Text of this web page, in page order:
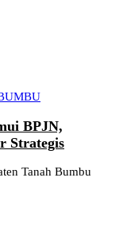
BPJN,
Strategis
Tanah Bumbu